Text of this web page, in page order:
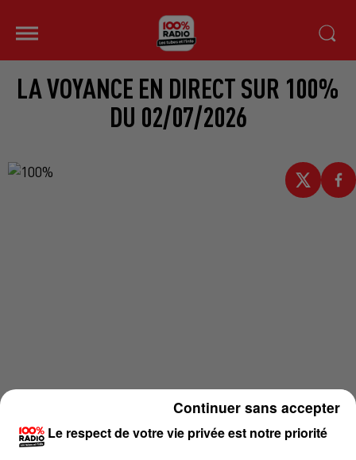
LA VOYANCE EN DIRECT SUR 100%
DU 02/07/2026
Le respect de votre vie privée est notre priorité
Continuer sans accepter